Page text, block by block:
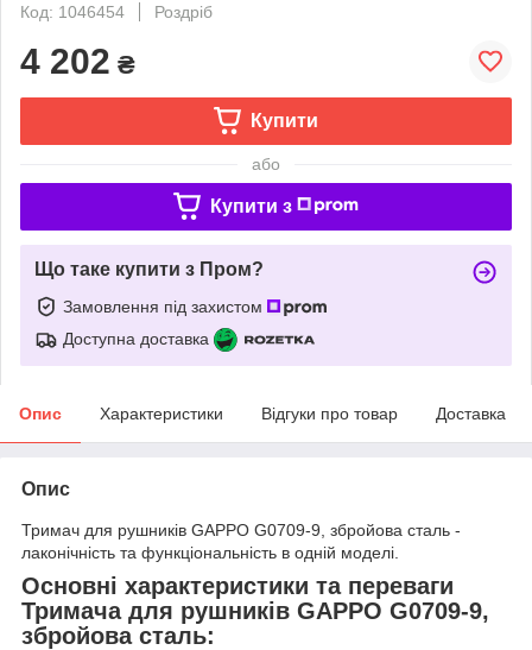
Код: 1046454
Роздріб
4 202 ₴
Купити
або
Купити з
Що таке купити з Пром?
Замовлення під захистом
Доступна доставка
Опис Характеристики Відгуки про товар Доставка
Опис
Тримач для рушників GAPPO G0709-9, збройова сталь -
лаконічність та функціональність в одній моделі.
Основні характеристики та переваги
Тримача для рушників GAPPO G0709-9,
збройова сталь: